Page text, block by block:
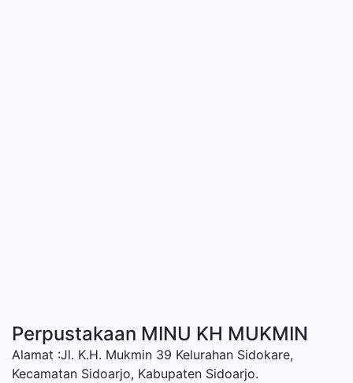
Perpustakaan MINU KH MUKMIN
Alamat :Jl. K.H. Mukmin 39 Kelurahan Sidokare,
Kecamatan Sidoarjo, Kabupaten Sidoarjo.